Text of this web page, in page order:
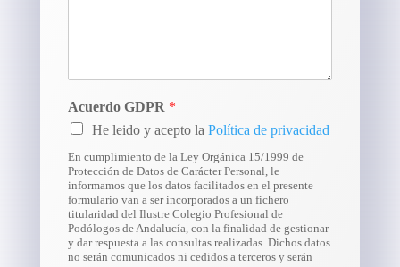
Acuerdo GDPR *
He leido y acepto la Política de privacidad
En cumplimiento de la Ley Orgánica 15/1999 de
Protección de Datos de Carácter Personal, le
informamos que los datos facilitados en el presente
formulario van a ser incorporados a un fichero
titularidad del Ilustre Colegio Profesional de
Podólogos de Andalucía, con la finalidad de gestionar
y dar respuesta a las consultas realizadas. Dichos datos
no serán comunicados ni cedidos a terceros y serán